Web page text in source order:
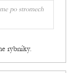
po stromech
rybníky.